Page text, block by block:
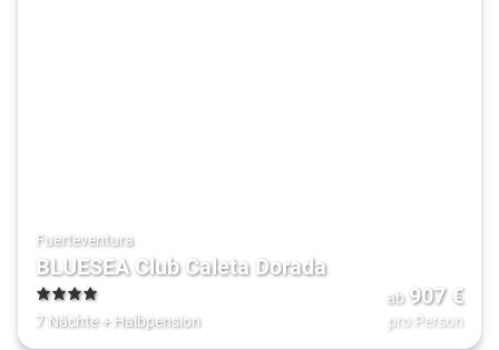
Fuerteventura
BLUESEA Club Caleta Dorada
4
7 Nächte+ Halbpension
ab 907€
pro Person